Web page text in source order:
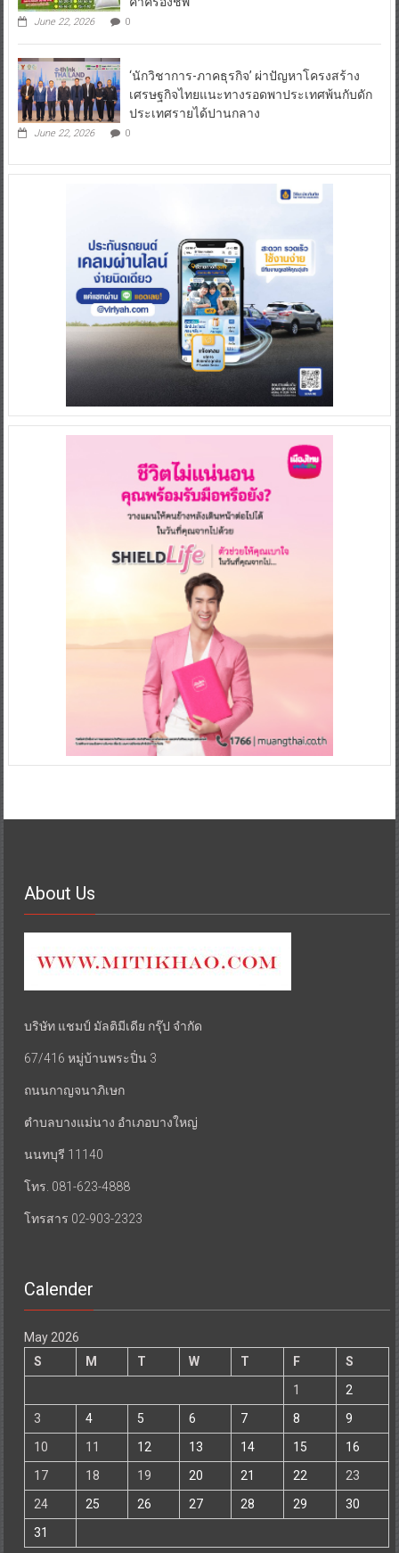
June 22, 2026 0
‘นักวิชาการ-ภาคธุรกิจ’ ผ่าปัญหาโครงสร้าง
เศรษฐกิจไทยแนะทางรอดพาประเทศพ้นกับดัก
ประเทศรายได้ปานกลาง
June 22, 2026 0
About Us
บริษัท แชมป์ มัลติมีเดีย กรุ๊ป จำกัด
67/416 หมู่บ้านพระปิ่น 3
ถนนกาญจนาภิเษก
ตำบลบางแม่นาง อำเภอบางใหญ่
นนทบุรี 11140
โทร. 081-623-4888
โทรสาร 02-903-2323
Calender
May 2026
S
M T W T F
S
1
2
3
4 5 6 7 8
9
10
11 12 13 14 15
16
17
18 19 20 21 22
23
24
25 26 27 28 29
30
31